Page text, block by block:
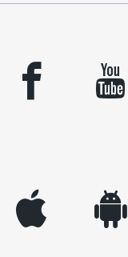
facebook youtube
appleinc android